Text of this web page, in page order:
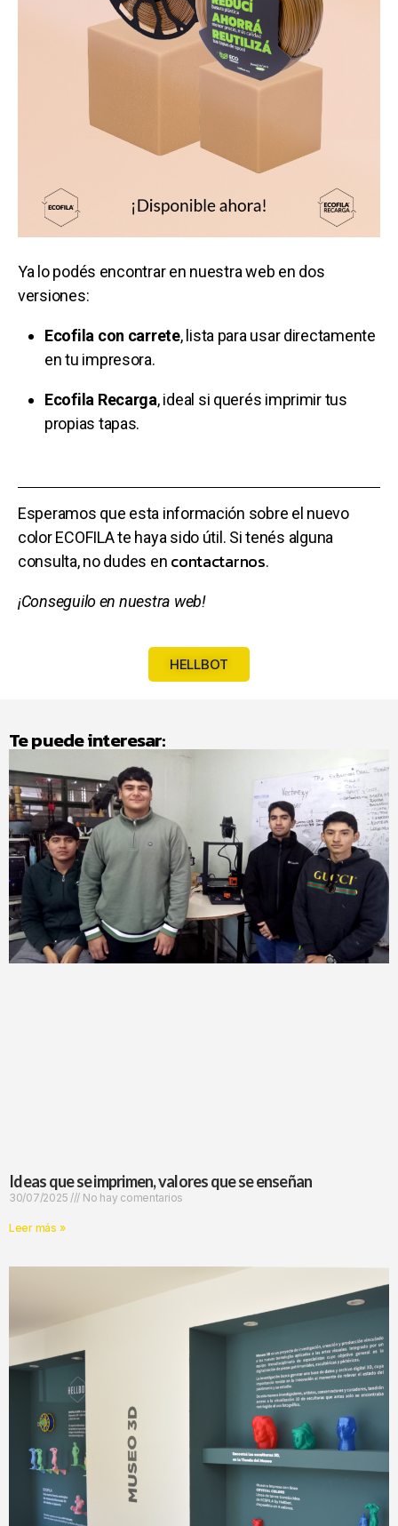
Ya lo podés encontrar en nuestra web en dos
versiones:
Ecofila con carrete, lista para usar directamente
en tu impresora.
Ecofila Recarga, ideal si querés imprimir tus
propias tapas.
Esperamos que esta información sobre el nuevo
color ECOFILA te haya sido útil. Si tenés alguna
consulta, no dudes en contactarnos.
¡Conseguilo en nuestra web!
HELLBOT
Te puede interesar:
Ideas que se imprimen, valores que se enseñan
30/07/2025 No hay comentarios
Leer más »